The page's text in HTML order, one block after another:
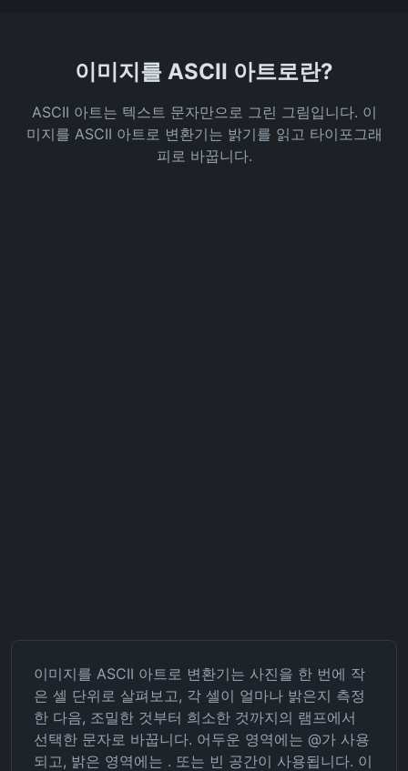
이미지를 ASCII 아트로란?
ASCII 아트는 텍스트 문자만으로 그린 그림입니다. 이
미지를 ASCII 아트로 변환기는 밝기를 읽고 타이포그래
피로 바꿉니다.
이미지를 ASCII 아트로 변환기는 사진을 한 번에 작
은 셀 단위로 살펴보고, 각 셀이 얼마나 밝은지 측정
한 다음, 조밀한 것부터 희소한 것까지의 램프에서
선택한 문자로 바꿉니다. 어두운 영역에는 @가 사용
되고, 밝은 영역에는 . 또는 빈 공간이 사용됩니다. 이